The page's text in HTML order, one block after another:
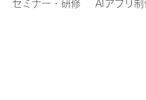
セミナー・研修 AIアプリ制